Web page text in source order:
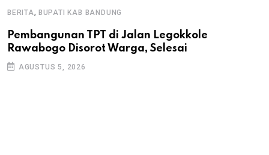
BERITA, BUPATI KAB BANDUNG
Pembangunan TPT di Jalan Legokkole
Rawabogo Disorot Warga, Selesai
AGUSTUS 5, 2026